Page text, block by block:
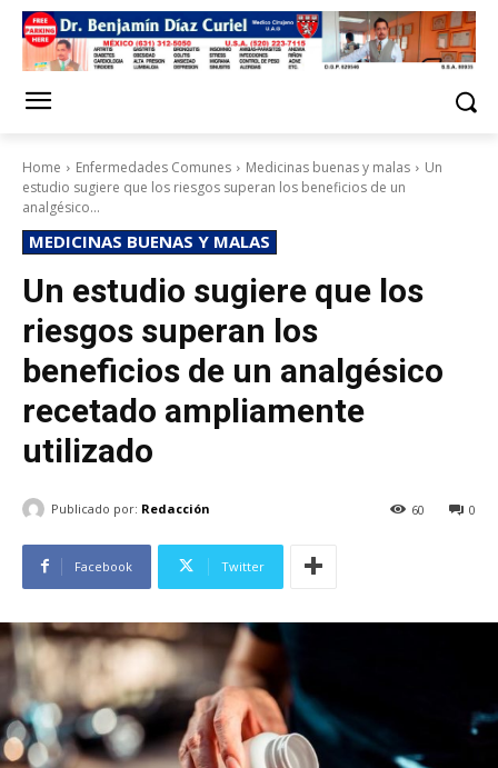
Home Enfermedades Comunes Medicinas buenas y malas
Un
estudio sugiere que los riesgos superan los beneficios de un
analgésico...
MEDICINAS BUENAS Y MALAS
Un estudio sugiere que los
riesgos superan los
beneficios de un analgésico
recetado ampliamente
utilizado
Publicado por: Redacción 0
60
Facebook Twitter